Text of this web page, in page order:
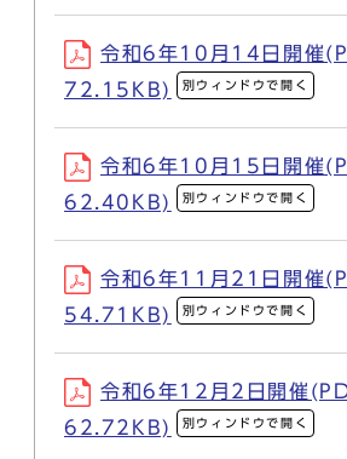
令和6年10月14日開催
72.15KB)
別ウィンドウで開く
令和6年10月15日開催
62.40KB)
別ウィンドウで開く
令和6年11月21日開催
54.71KB)
別ウィンドウで開く
令和6年12月2日開催
62.72KB)
別ウィンドウで開く